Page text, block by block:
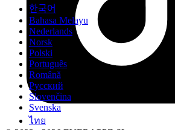
한국어
Bahasa Melayu
Nederlands
Norsk
Polski
Português
Română
Русский
Slovenčina
Svenska
ไทย